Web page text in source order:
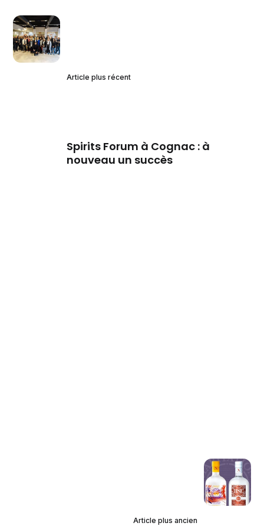
Article plus récent
Spirits Forum à Cognac : à
nouveau un succès
Article plus ancien